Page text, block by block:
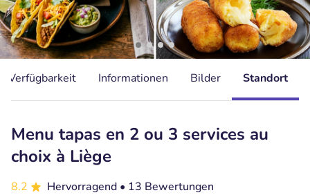
Verfügbarkeit Informationen Bilder Standort
Menu tapas en 2 ou 3 services au
choix à Liège
8.2 Hervorragend • 13 Bewertungen